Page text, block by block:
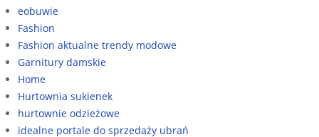
eobuwie
Fashion
Fashion aktualne trendy modowe
Garnitury damskie
Home
Hurtownia sukienek
hurtownie odzieżowe
idealne portale do sprzedaży ubrań